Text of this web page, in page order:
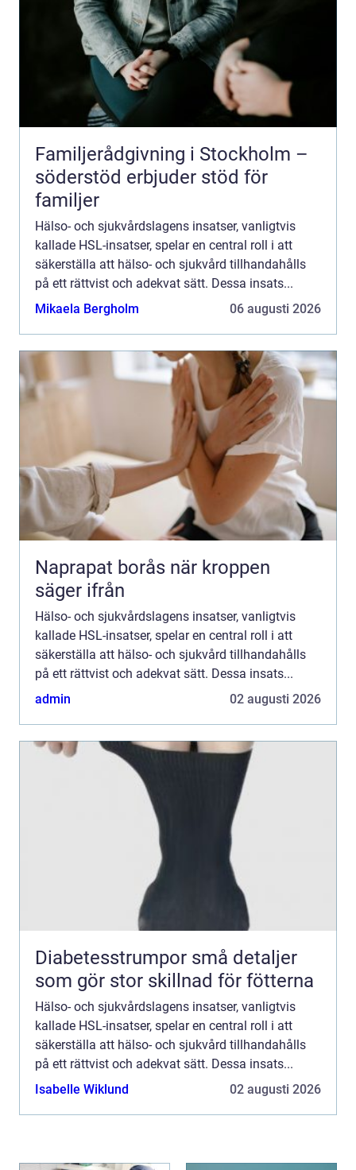
Familjerådgivning i Stockholm –
söderstöd erbjuder stöd för
familjer
Hälso- och sjukvårdslagens insatser, vanligtvis
kallade HSL-insatser, spelar en central roll i att
säkerställa att hälso- och sjukvård tillhandahålls
på ett rättvist och adekvat sätt. Dessa insats...
Mikaela Bergholm
06 augusti 2026
Naprapat borås när kroppen
säger ifrån
Hälso- och sjukvårdslagens insatser, vanligtvis
kallade HSL-insatser, spelar en central roll i att
säkerställa att hälso- och sjukvård tillhandahålls
på ett rättvist och adekvat sätt. Dessa insats...
admin
02 augusti 2026
Diabetesstrumpor små detaljer
som gör stor skillnad för fötterna
Hälso- och sjukvårdslagens insatser, vanligtvis
kallade HSL-insatser, spelar en central roll i att
säkerställa att hälso- och sjukvård tillhandahålls
på ett rättvist och adekvat sätt. Dessa insats...
Isabelle Wiklund
02 augusti 2026